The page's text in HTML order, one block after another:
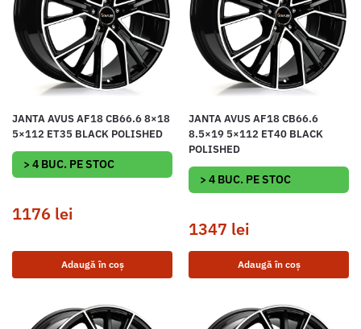
JANTA AVUS AF18 CB66.6 8×18
5×112 ET35 BLACK POLISHED
> 4 BUC. PE STOC
1176 lei
Adaugă în coș
JANTA AVUS AF18 CB66.6
8.5×19 5×112 ET40 BLACK
POLISHED
> 4 BUC. PE STOC
1347 lei
Adaugă în coș